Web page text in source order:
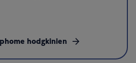
hodgkinien arrow_forward